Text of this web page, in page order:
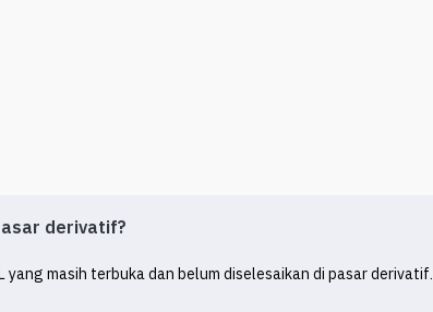
derivatif?
masih terbuka dan belum diselesaikan di pasar derivatif.